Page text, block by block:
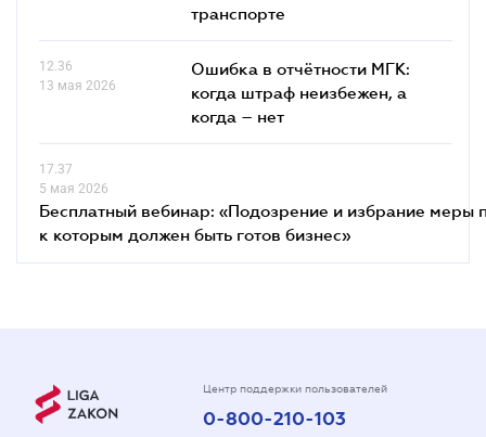
транспорте
12.36
13 мая 2026
Ошибка в отчётности МГК:
когда штраф неизбежен, а
когда – нет
17.37
5 мая 2026
Бесплатный вебинар: «Подозрение и избрание меры
к которым должен быть готов бизнес»
Центр поддержки пользователей
0-800-210-103